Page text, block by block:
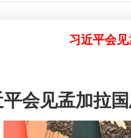
习近平会
见孟加拉国